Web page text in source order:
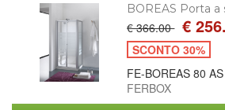
BOREAS Porta
€ 366.00 €
SCONTO 30%
FE-BOREAS 80
FERBOX